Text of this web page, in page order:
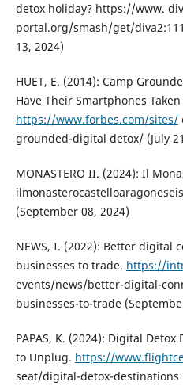
detox holiday? https://www.
portal.org/smash/get/
13, 2024)
HUET, E. (2014): Camp
Have Their Smartphones
https://www.forbes.com/sites/
grounded-digital detox/ (July
MONASTERO II. (2024): Il
(September 08, 2024)
NEWS, I. (2022): Better digital
businesses to trade. https://
events/news/better-digital-
businesses-to-trade
PAPAS, K. (2024): Digital
to Unplug. https://
seat/digital-detox-destinations